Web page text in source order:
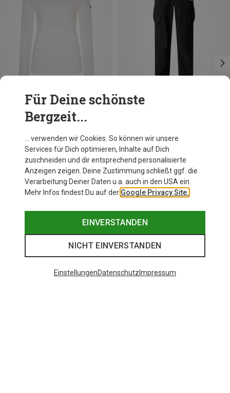
Du sparst 10%
The North Face
Herren Packable Loose Hose
109,20 €
Für Deine schönste
Bergzeit...
… verwenden wir Cookies. So können wir unsere
Services für Dich optimieren, Inhalte auf Dich
zuschneiden und dir entsprechend personalisierte
Anzeigen zeigen. Deine Zustimmung schließt ggf. die
Verarbeitung Deiner Daten u.a. auch in den USA ein.
Mehr Infos findest Du auf der Google Privacy Site.
EINVERSTANDEN
NICHT EINVERSTANDEN
EinstellungenDatenschutz Impressum